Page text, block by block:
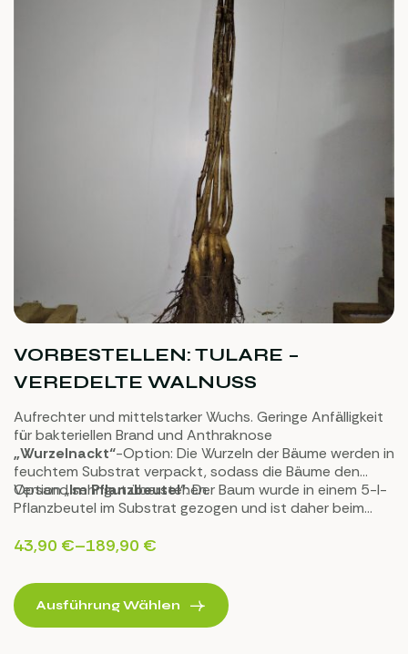
VORBESTELLEN: TULARE –
VEREDELTE WALNUSS
Aufrechter und mittelstarker Wuchs. Geringe Anfälligkeit
für bakteriellen Brand und Anthraknose
„Wurzelnackt“-Option: Die Wurzeln der Bäume werden in
feuchtem Substrat verpackt, sodass die Bäume den
Versand sehr gut überstehen.
Option „Im Pflanzbeutel“: Der Baum wurde in einem 5-l-
Pflanzbeutel im Substrat gezogen und ist daher beim
ausgesetzt.
43,90 €–189,90 €
Ausführung Wählen